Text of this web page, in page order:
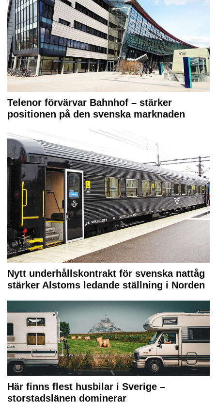
Telenor förvärvar Bahnhof – stärker
positionen på den svenska marknaden
Nytt underhållskontrakt för svenska nattåg
stärker Alstoms ledande ställning i Norden
Här finns flest husbilar i Sverige –
storstadslänen dominerar